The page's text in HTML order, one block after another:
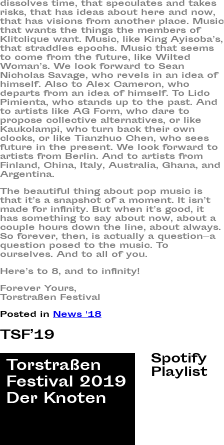
dissolves time, that speculates and takes
risks, that has ideas about here and now,
that has visions from another place. Music
that wants the things the members of
Klitclique want. Music, like King Ayisoba’s,
that straddles epochs. Music that seems
to come from the future, like Wilted
Woman’s. We look forward to Sean
Nicholas Savage, who revels in an idea of
himself. Also to Alex Cameron, who
departs from an idea of himself. To Lido
Pimienta, who stands up to the past. And
to artists like AG Form, who dare to
propose collective alternatives, or like
Kaukolampi, who turn back their own
clocks, or like Tianzhuo Chen, who sees
future in the present. We look forward to
artists from Berlin. And to artists from
Finland, China, Italy, Australia, Ghana, and
Argentina.
The beautiful thing about pop music is
that it’s a snapshot of a moment. It isn’t
made for infinity. But when it’s good, it
has something to say about now, about a
couple hours down the line, about always.
So forever, then, is actually a question—a
question posed to the music. To
ourselves. And to all of you.
Here’s to 8, and to infinity!
Forever Yours,
Torstraßen Festival
Posted in News '18
TSF’19
Spotify
Playlist